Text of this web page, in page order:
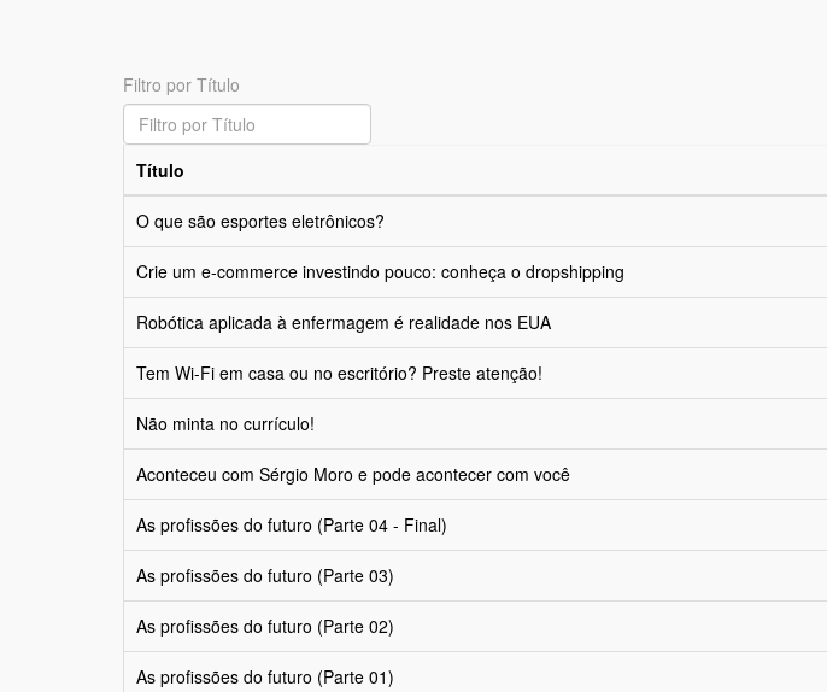
Filtro por Título
Título
O que são esportes eletrônicos?
Crie um e-commerce investindo pouco: conheça o dropshipping
Robótica aplicada à enfermagem é realidade nos EUA
Tem Wi-Fi em casa ou no escritório? Preste atenção!
Não minta no currículo!
Aconteceu com Sérgio Moro e pode acontecer com você
As profissões do futuro (Parte 04 - Final)
As profissões do futuro (Parte 03)
As profissões do futuro (Parte 02)
As profissões do futuro (Parte 01)